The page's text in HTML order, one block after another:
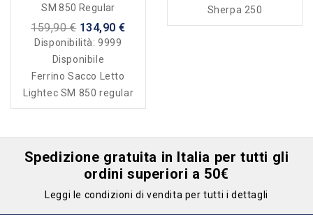
SM 850 Regular
159,90 € 134,90 €
Disponibilità:9999
Disponibile
Ferrino Sacco Letto
Lightec SM 850 regular
Sherpa 250
Spedizione gratuita in Italia per tutti gli
ordini superiori a 50€
Leggi le condizioni di vendita per tutti i dettagli